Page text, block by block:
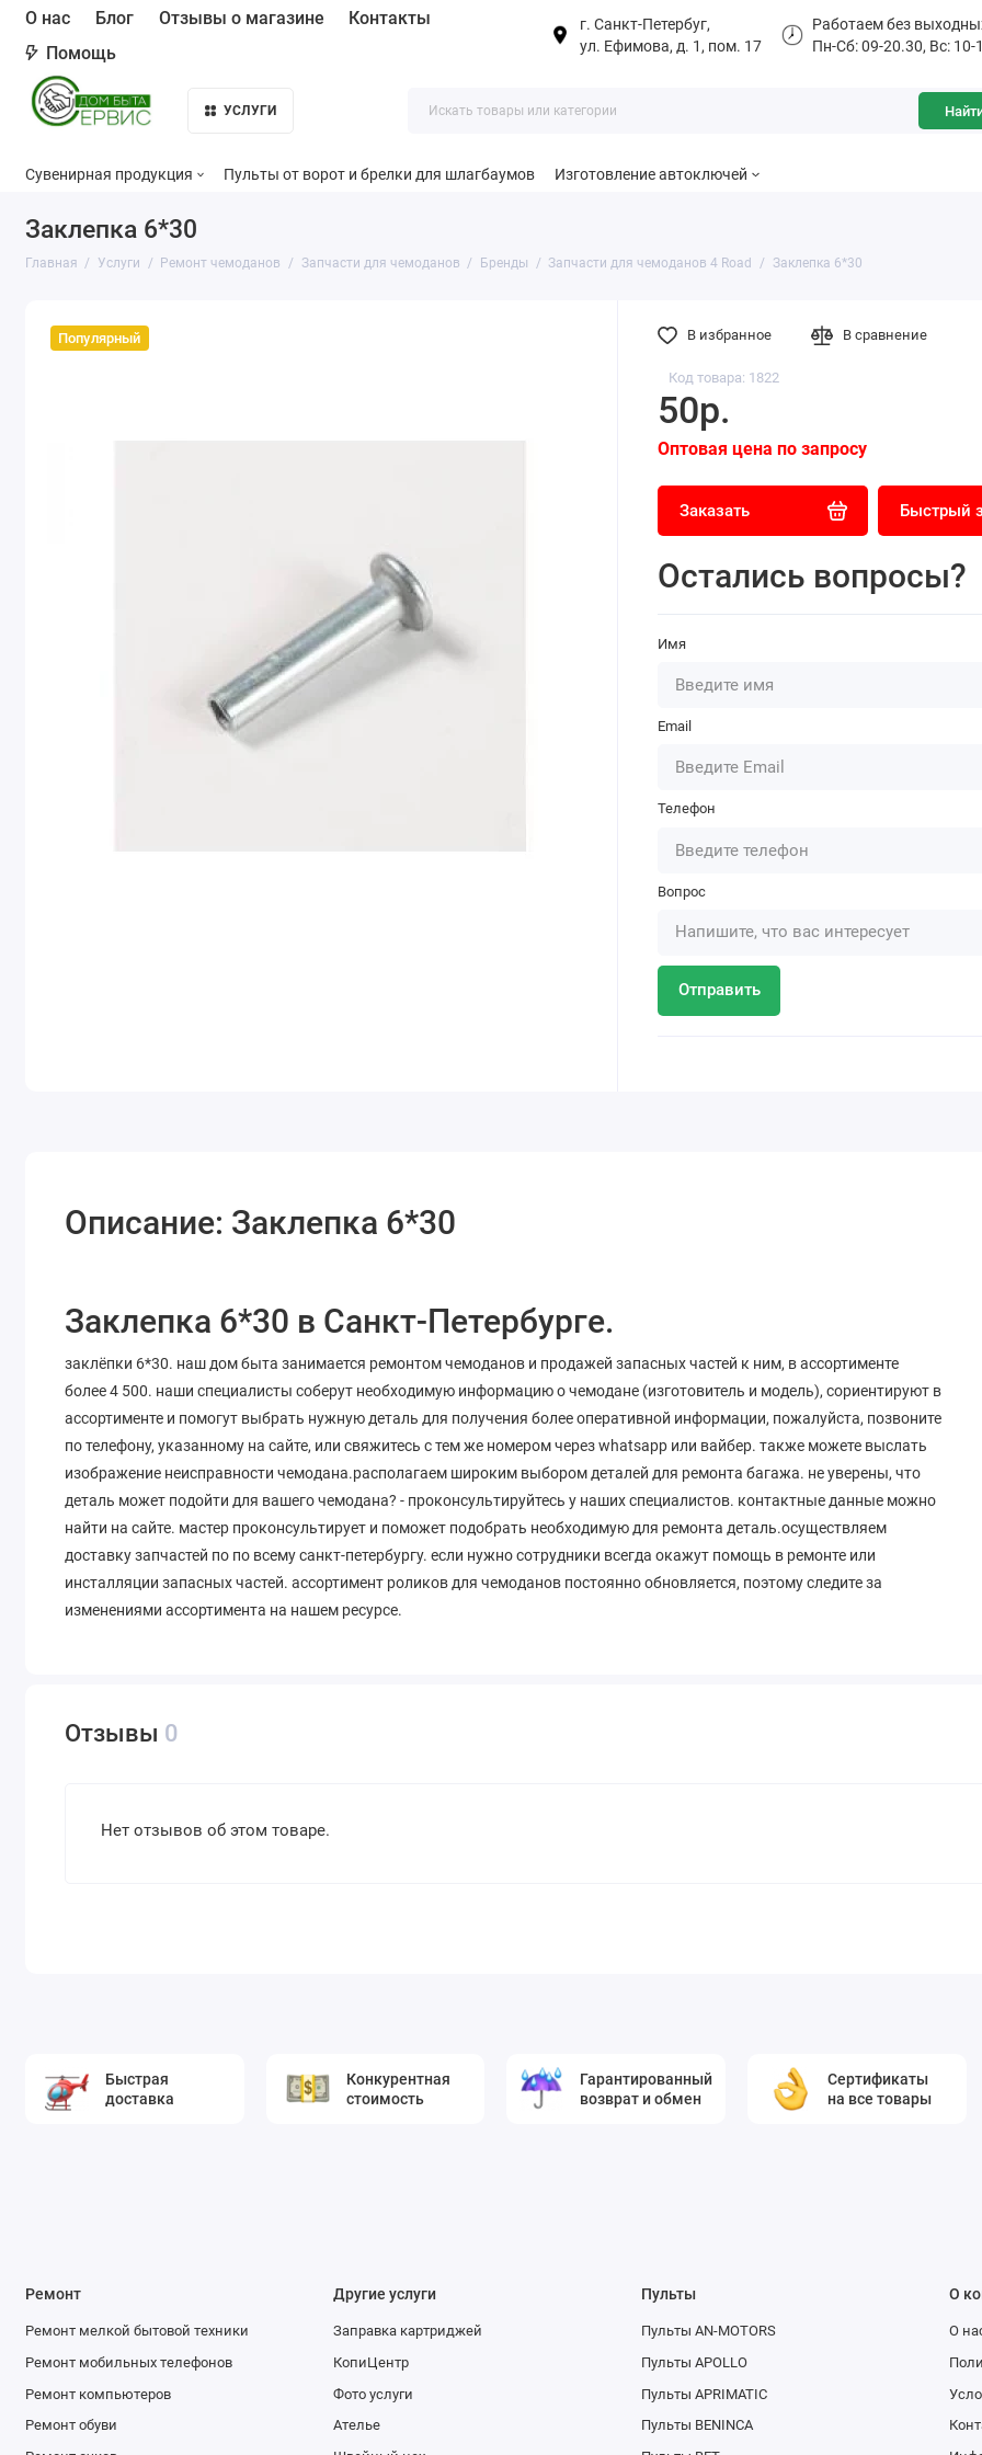
О нас Блог Отзывы о магазине
Контакты
Помощь
г. Санкт-Петербуг,
ул. Ефимова, д. 1, пом. 17
Работаем без
Пн-Сб: 09-20.30, Вс: 10-
УСЛУГИ
Сувенирная продукция Пульты от ворот и брелки для шлагбаумов Изготовление автоключей
Заклепка 6*30
Главная Услуги Ремонт чемоданов Запчасти для чемоданов Бренды Запчасти для чемоданов 4 Road Заклепка 6*30
Популярный
Код товара: 1822
50р.
Оптовая цена по запросу
Заказать Быстрый
Остались вопросы?
Имя
Email
Телефон
Вопрос
Отправить
В избранное В сравнение
Описание: Заклепка 6*30
Заклепка 6*30 в Санкт-Петербурге.
заклёпки 6*30. наш дом быта занимается ремонтом чемоданов и продажей запасных частей к ним, в ассортименте
более 4 500. наши специалисты соберут необходимую информацию о чемодане (изготовитель и модель), сориентируют в
ассортименте и помогут выбрать нужную деталь для получения более оперативной информации, пожалуйста, позвоните
по телефону, указанному на сайте, или свяжитесь с тем же номером через whatsapp или вайбер. также можете выслать
изображение неисправности чемодана.располагаем широким выбором деталей для ремонта багажа. не уверены, что
деталь может подойти для вашего чемодана? - проконсультируйтесь у наших специалистов. контактные данные можно
найти на сайте. мастер проконсультирует и поможет подобрать необходимую для ремонта деталь.осуществляем
доставку запчастей по по всему санкт-петербургу. если нужно сотрудники всегда окажут помощь в ремонте или
инсталляции запасных частей. ассортимент роликов для чемоданов постоянно обновляется, поэтому следите за
изменениями ассортимента на нашем ресурсе.
Отзывы 0
Нет отзывов об этом товаре.
Быстрая
доставка
Конкурентная
стоимость
Гарантированный
возврат и обмен
Сертификаты
на все товары
Ремонт
Ремонт мелкой бытовой техники
Ремонт мобильных телефонов
Ремонт компьютеров
Ремонт обуви
Другие услуги
Заправка картриджей
КопиЦентр
Фото услуги
Ателье
Пульты
Пульты AN-MOTORS
Пульты APOLLO
Пульты APRIMATIC
Пульты BENINCA
О
О